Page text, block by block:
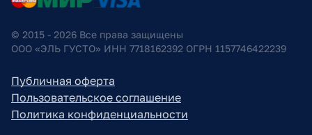
© 2015 - 2026 Все права защищены
ООО «ЭЛЬ ГУСТО» ИНН 7718162392 ОГРН 1157746422239
Публичная оферта
Пользовательское соглашение
Политика конфиденциальности